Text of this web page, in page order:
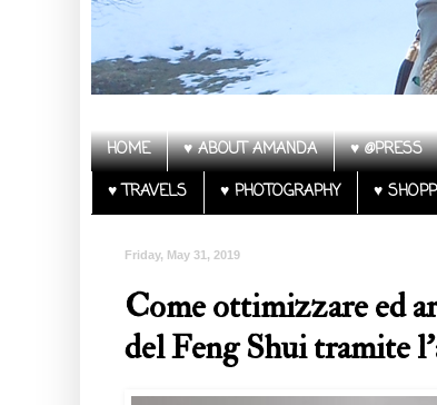
HOME ♥ ABOUT AMANDA ♥ @PRESS
♥ TRAVELS
♥ PHOTOGRAPHY ♥
Friday, May 31, 2019
Come ottimizzare ed
del Feng Shui tramite